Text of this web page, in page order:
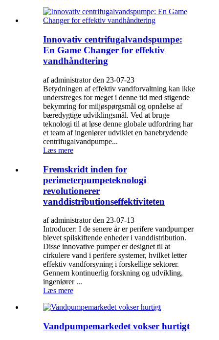
Innovativ centrifugalvandspumpe:
En Game Changer for effektiv
vandhåndtering
af administrator den 23-07-23
Betydningen af ​​effektiv vandforvaltning kan ikke
understreges for meget i denne tid med stigende
bekymring for miljøspørgsmål og opnåelse af
bæredygtige udviklingsmål. Ved at bruge
teknologi til at løse denne globale udfordring har
et team af ingeniører udviklet en banebrydende
centrifugalvandpumpe...
Læs mere
Fremskridt inden for
perimeterpumpeteknologi
revolutionerer
vanddistributionseffektiviteten
af administrator den 23-07-13
Introducer: I de senere år er perifere vandpumper
blevet spilskiftende enheder i vanddistribution.
Disse innovative pumper er designet til at
cirkulere vand i perifere systemer, hvilket letter
effektiv vandforsyning i forskellige sektorer.
Gennem kontinuerlig forskning og udvikling,
ingeniører ...
Læs mere
Vandpumpemarkedet vokser hurtigt